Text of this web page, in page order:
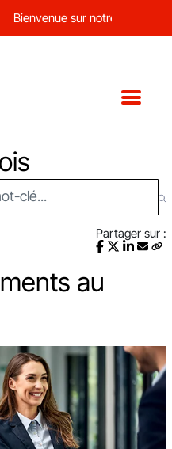
Bienvenue sur notre nouveau
Partager sur :
au